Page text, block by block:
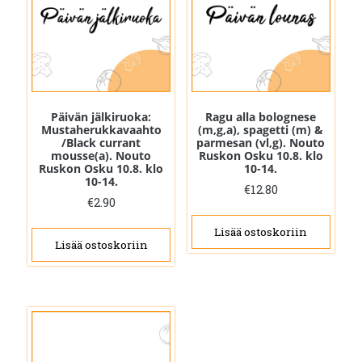
Päivän jälkiruoka:
Mustaherukkavaahto
/Black currant
mousse(a). Nouto
Ruskon Osku 10.8. klo
10-14.
€2.90
Lisää ostoskoriin
Ragu alla bolognese
(m,g,a), spagetti (m) &
parmesan (vl,g). Nouto
Ruskon Osku 10.8. klo
10-14.
€12.80
Lisää ostoskoriin